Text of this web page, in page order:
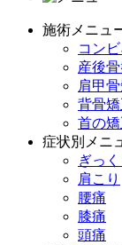
施術メニュ
コン
産後
肩甲
背骨矯
首の
症状別メニ
ぎっ
肩こり
腰痛
膝痛
頭痛